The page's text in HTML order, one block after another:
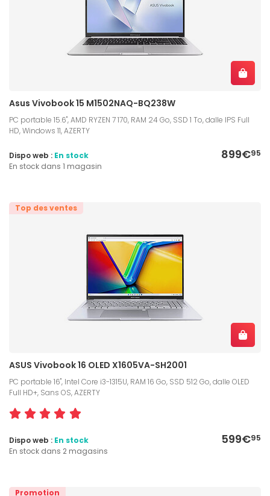
Asus Vivobook 15 M1502NAQ-BQ238W
PC portable 15.6", AMD RYZEN 7 170, RAM 24 Go, SSD 1 To, dalle IPS Full
HD, Windows 11, AZERTY
899€95
Dispo web : En stock
En stock dans 1 magasin
Top des ventes
ASUS Vivobook 16 OLED X1605VA-SH2001
PC portable 16", Intel Core i3-1315U, RAM 16 Go, SSD 512 Go, dalle OLED
Full HD+, Sans OS, AZERTY
599€95
Dispo web : En stock
En stock dans 2 magasins
Promotion